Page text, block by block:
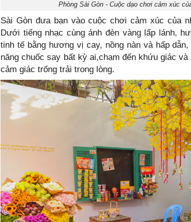
Phòng Sài Gòn - Cuộc dạo chơi cảm xúc
Sài Gòn đưa bạn vào cuộc chơi cảm xúc của
Dưới tiếng nhạc cùng ánh đèn vàng lấp lánh,
tinh tế bằng hương vị cay, nồng nàn và hấp
năng chuốc say bất kỳ ai,chạm đến khứu giác
cảm giác trống trải trong lòng.